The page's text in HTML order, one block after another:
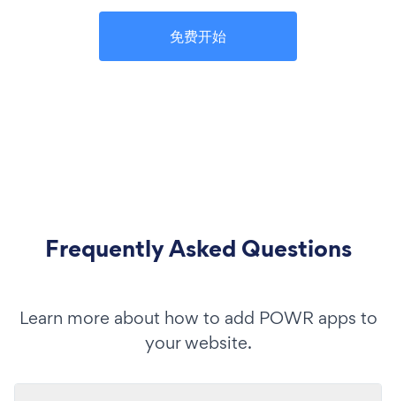
免费开始
Frequently Asked Questions
Learn more about how to add POWR apps to
your website.